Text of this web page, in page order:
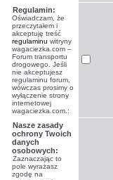
Regulamin:
Oświadczam, że
przeczytałem i
akceptuję treść
regulaminu witryny
wagaciezka.com –
Forum transportu
drogowego. Jeśli
nie akceptujesz
regulaminu forum,
wówczas prosimy o
wyłączenie strony
internetowej
wagaciezka.com.:
Nasze zasady
ochrony Twoich
danych
osobowych:
Zaznaczając to
pole wyrażasz
zgodę na